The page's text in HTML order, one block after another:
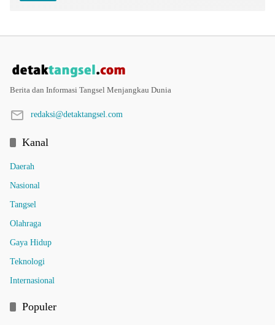
Berita dan Informasi Tangsel Menjangkau Dunia
redaksi@detaktangsel.com
Kanal
Daerah
Nasional
Tangsel
Olahraga
Gaya Hidup
Teknologi
Internasional
Populer